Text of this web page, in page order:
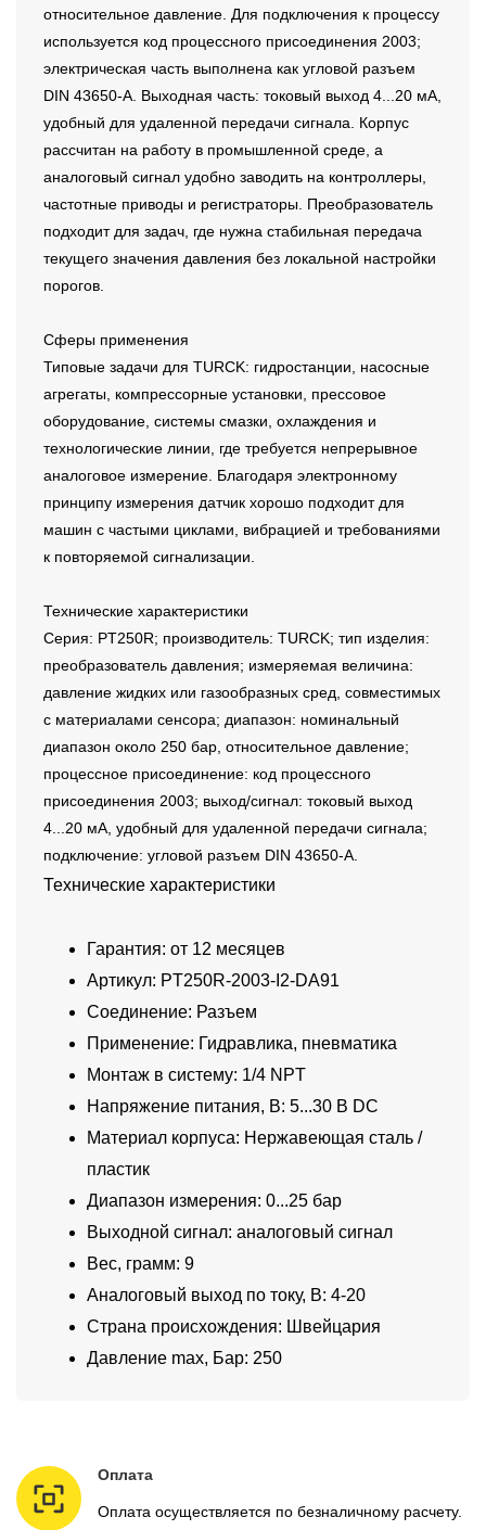
относительное давление. Для подключения к процессу
используется код процессного присоединения 2003;
электрическая часть выполнена как угловой разъем
DIN 43650-A. Выходная часть: токовый выход 4...20 мА,
удобный для удаленной передачи сигнала. Корпус
рассчитан на работу в промышленной среде, а
аналоговый сигнал удобно заводить на контроллеры,
частотные приводы и регистраторы. Преобразователь
подходит для задач, где нужна стабильная передача
текущего значения давления без локальной настройки
порогов.
Сферы применения
Типовые задачи для TURCK: гидростанции, насосные
агрегаты, компрессорные установки, прессовое
оборудование, системы смазки, охлаждения и
технологические линии, где требуется непрерывное
аналоговое измерение. Благодаря электронному
принципу измерения датчик хорошо подходит для
машин с частыми циклами, вибрацией и требованиями
к повторяемой сигнализации.
Технические характеристики
Серия: PT250R; производитель: TURCK; тип изделия:
преобразователь давления; измеряемая величина:
давление жидких или газообразных сред, совместимых
с материалами сенсора; диапазон: номинальный
диапазон около 250 бар, относительное давление;
процессное присоединение: код процессного
присоединения 2003; выход/сигнал: токовый выход
4...20 мА, удобный для удаленной передачи сигнала;
подключение: угловой разъем DIN 43650-A.
Технические характеристики
Гарантия: от 12 месяцев
Артикул: PT250R-2003-I2-DA91
Соединение: Разъем
Применение: Гидравлика, пневматика
Монтаж в систему: 1/4 NPT
Напряжение питания, В: 5...30 В DC
Материал корпуса: Нержавеющая сталь /
пластик
Диапазон измерения: 0...25 бар
Выходной сигнал: аналоговый сигнал
Вес, грамм: 9
Аналоговый выход по току, В: 4-20
Страна происхождения: Швейцария
Давление max, Бар: 250
Оплата
Оплата осуществляется по безналичному расчету.